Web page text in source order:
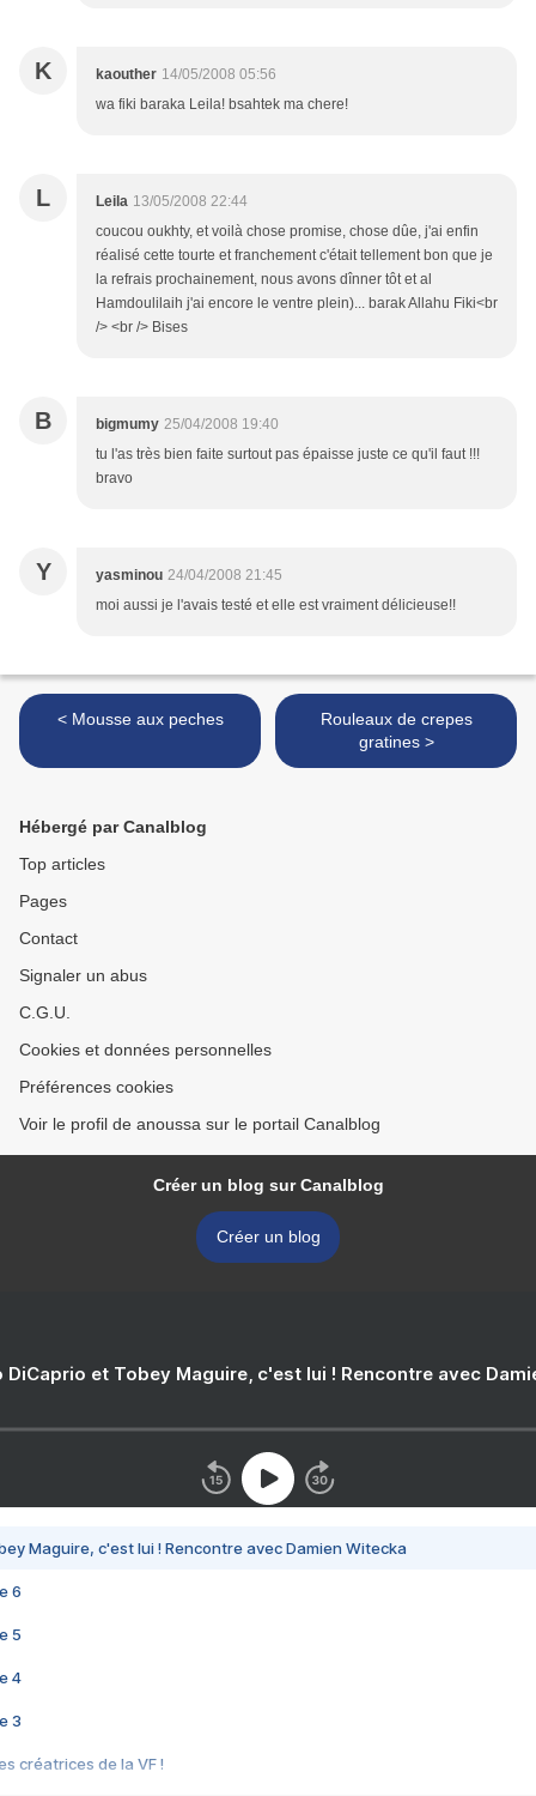
K kaouther 14/05/2008 05:56
wa fiki baraka Leila! bsahtek ma chere!
L Leila 13/05/2008 22:44
coucou oukhty, et voilà chose promise, chose dûe, j'ai enfin
réalisé cette tourte et franchement c'était tellement bon que je
la refrais prochainement, nous avons dînner tôt et al
Hamdoulilaih j'ai encore le ventre plein)... barak Allahu Fiki<br
/> <br /> Bises
B bigmumy 25/04/2008 19:40
tu l'as très bien faite surtout pas épaisse juste ce qu'il faut !!!
bravo
Y yasminou 24/04/2008 21:45
moi aussi je l'avais testé et elle est vraiment délicieuse!!
< Mousse aux peches
Rouleaux de crepes
gratines >
Hébergé par Canalblog
Top articles
Pages
Contact
Signaler un abus
C.G.U.
Cookies et données personnelles
Préférences cookies
Voir le profil de anoussa sur le portail Canalblog
Créer un blog sur Canalblog
Créer un blog
DiCaprio et Tobey Maguire, c'est lui ! Rencontre avec
Maguire, c'est lui ! Rencontre avec Damien Witecka
6
5
4
3
créatrices de la VF !